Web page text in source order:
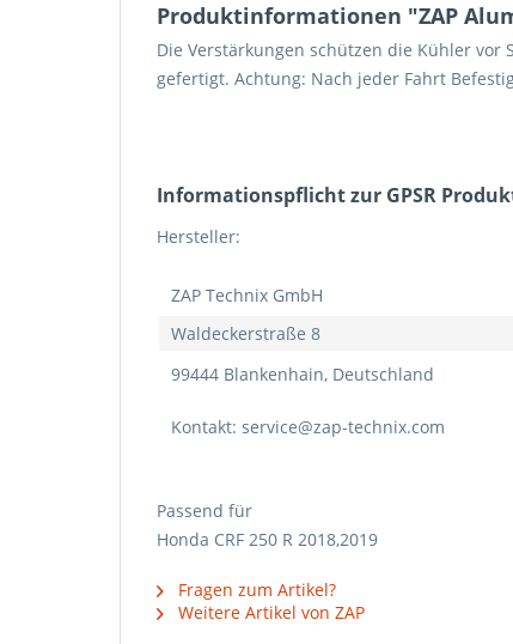
Produktinformationen "ZAP
Die Verstärkungen schützen die Kühler
gefertigt. Achtung: Nach jeder Fahrt
Informations­pflicht zur GPSR
Hersteller:
ZAP Technix GmbH
Waldeckerstraße 8
99444 Blankenhain, Deutschland
Kontakt: service@zap-technix.com
Passend für
Honda CRF 250 R 2018,2019
Fragen zum Artikel?
Weitere Artikel von ZAP